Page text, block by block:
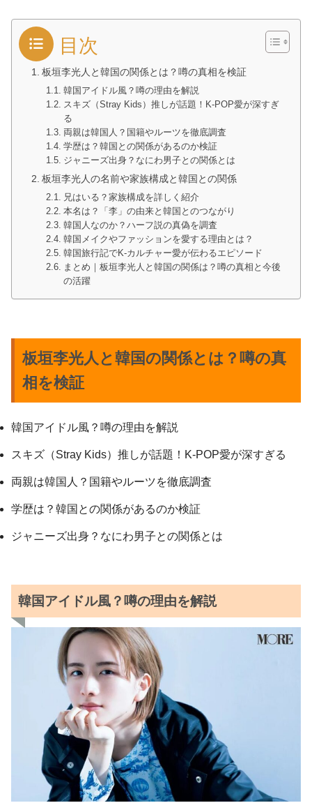
目次
板垣李光人と韓国の関係とは？噂の真相を検証
韓国アイドル風？噂の理由を解説
スキズ（Stray Kids）推しが話題！K-POP愛が深すぎ
る
両親は韓国人？国籍やルーツを徹底調査
学歴は？韓国との関係があるのか検証
ジャニーズ出身？なにわ男子との関係とは
板垣李光人の名前や家族構成と韓国との関係
兄はいる？家族構成を詳しく紹介
本名は？「李」の由来と韓国とのつながり
韓国人なのか？ハーフ説の真偽を調査
韓国メイクやファッションを愛する理由とは？
韓国旅行記でK-カルチャー愛が伝わるエピソード
まとめ｜板垣李光人と韓国の関係は？噂の真相と今後
の活躍
板垣李光人と韓国の関係とは？噂の真
相を検証
韓国アイドル風？噂の理由を解説
スキズ（Stray Kids）推しが話題！K-POP愛が深すぎる
両親は韓国人？国籍やルーツを徹底調査
学歴は？韓国との関係があるのか検証
ジャニーズ出身？なにわ男子との関係とは
韓国アイドル風？噂の理由を解説